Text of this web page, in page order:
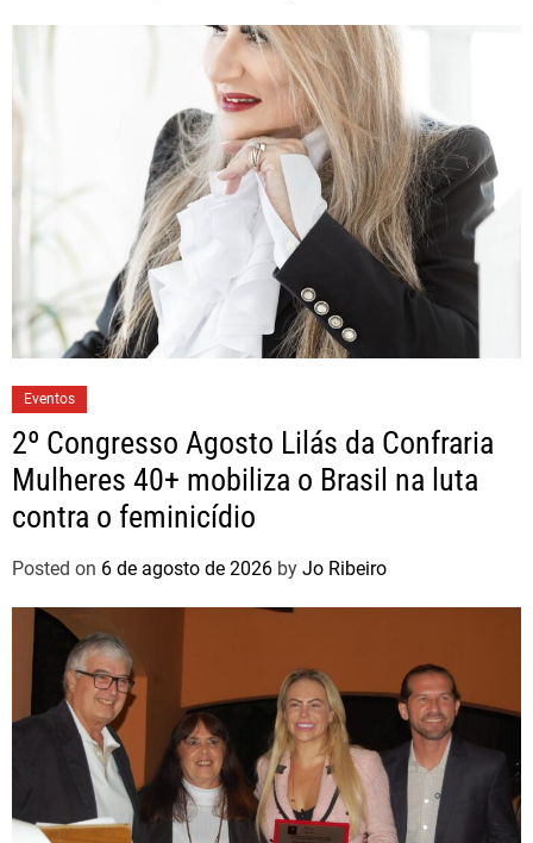
Eventos
2º Congresso Agosto Lilás da Confraria
Mulheres 40+ mobiliza o Brasil na luta
contra o feminicídio
Posted on 6 de agosto de 2026 by Jo Ribeiro